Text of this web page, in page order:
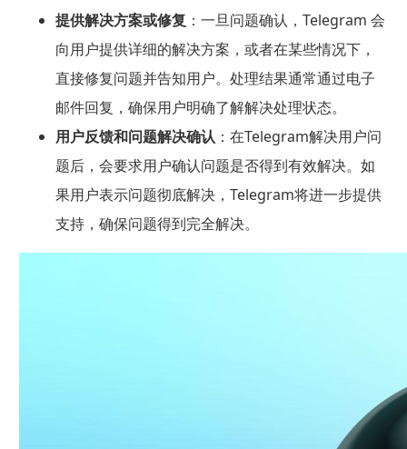
提供解决方案或修复 ：一旦问题确认，Telegram 会
向用户提供详细的解决方案，或者在某些情况下，
直接修复问题并告知用户。处理结果通常通过电子
邮件回复，确保用户明确了解解决处理状态。
用户反馈和问题解决确认 ：在Telegram解决用户问
题后，会要求用户确认问题是否得到有效解决。如
果用户表示问题彻底解决，Telegram将进一步提供
支持，确保问题得到完全解决。